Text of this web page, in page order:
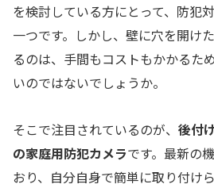
を検討している方にとって、防犯
一つです。しかし、壁に穴を開け
るのは、手間もコストもかかるた
いのではないでしょうか。
そこで注目されているのが、 後付
の家庭用防犯カメラです。最新の
おり、自分自身で簡単に取り付け